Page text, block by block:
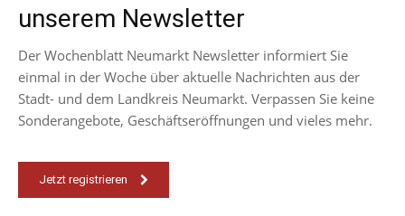
unserem Newsletter
Der Wochenblatt Neumarkt Newsletter informiert Sie
einmal in der Woche über aktuelle Nachrichten aus der
Stadt- und dem Landkreis Neumarkt. Verpassen Sie keine
Sonderangebote, Geschäftseröffnungen und vieles mehr.
Jetzt registrieren